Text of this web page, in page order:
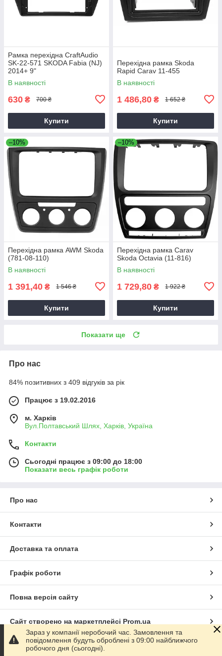
Рамка перехідна CraftAudio
SK-22-571 SKODA Fabia (NJ)
2014+ 9"
В наявності
630 ₴ 700 ₴
Купити
Перехідна рамка Skoda
Rapid Carav 11-455
В наявності
1 486,80 ₴ 1 652 ₴
Купити
–10%
Перехідна рамка AWM Skoda
(781-08-110)
В наявності
1 391,40 ₴ 1 546 ₴
Купити
–10%
Перехідна рамка Carav
Skoda Octavia (11-816)
В наявності
1 729,80 ₴ 1 922 ₴
Купити
Показати ще
Про нас
84% позитивних з 409 відгуків за рік
Працює з 19.02.2016
м. Харків
Вул.Полтавський Шлях, Харків, Україна
Контакти
Сьогодні працює з 09:00 до 18:00
Показати весь графік роботи
Про нас
Контакти
Доставка та оплата
Графік роботи
Повна версія сайту
Сайт створено на маркетплейсі Prom.ua
Політика конфіденційності
Зараз у компанії неробочий час. Замовлення та
повідомлення будуть оброблені з 09:00 найближчого
робочого дня (сьогодні).